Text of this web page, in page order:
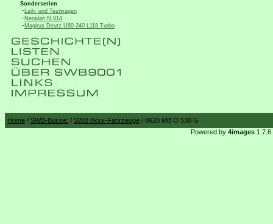
Sonderserien
-Leih- und Testwagen
-Neoplan N 814
-Magirus Deutz Ü80 240 L118 Turbo
Home / SWB-Busse: / SWB 0xxx-Fahrzeuge / 0620 MB O 530 G
Powered by 4images1.7.6